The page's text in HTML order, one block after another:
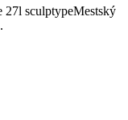
sculptypeMestský